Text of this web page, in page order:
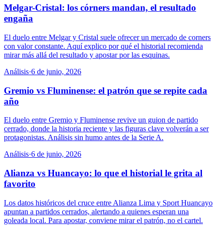
Melgar-Cristal: los córners mandan, el resultado
engaña
El duelo entre Melgar y Cristal suele ofrecer un mercado de corners
con valor constante. Aquí explico por qué el historial recomienda
mirar más allá del resultado y apostar por las esquinas.
Análisis·6 de junio, 2026
Gremio vs Fluminense: el patrón que se repite cada
año
El duelo entre Gremio y Fluminense revive un guion de partido
cerrado, donde la historia reciente y las figuras clave volverán a ser
protagonistas. Análisis sin humo antes de la Serie A.
Análisis·6 de junio, 2026
Alianza vs Huancayo: lo que el historial le grita al
favorito
Los datos históricos del cruce entre Alianza Lima y Sport Huancayo
apuntan a partidos cerrados, alertando a quienes esperan una
goleada local. Para apostar, conviene mirar el patrón, no el cartel.